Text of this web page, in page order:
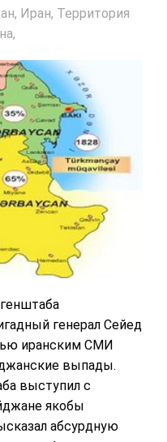
Иран, Территория
генерал Сейед
иранским СМИ
выпады.
выступил с
якобы
абсурдную